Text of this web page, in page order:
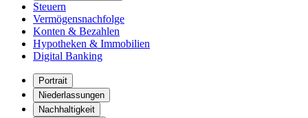
Steuern
Vermögensnachfolge
Konten & Bezahlen
Hypotheken & Immobilien
Digital Banking
Portrait
Niederlassungen
Nachhaltigkeit